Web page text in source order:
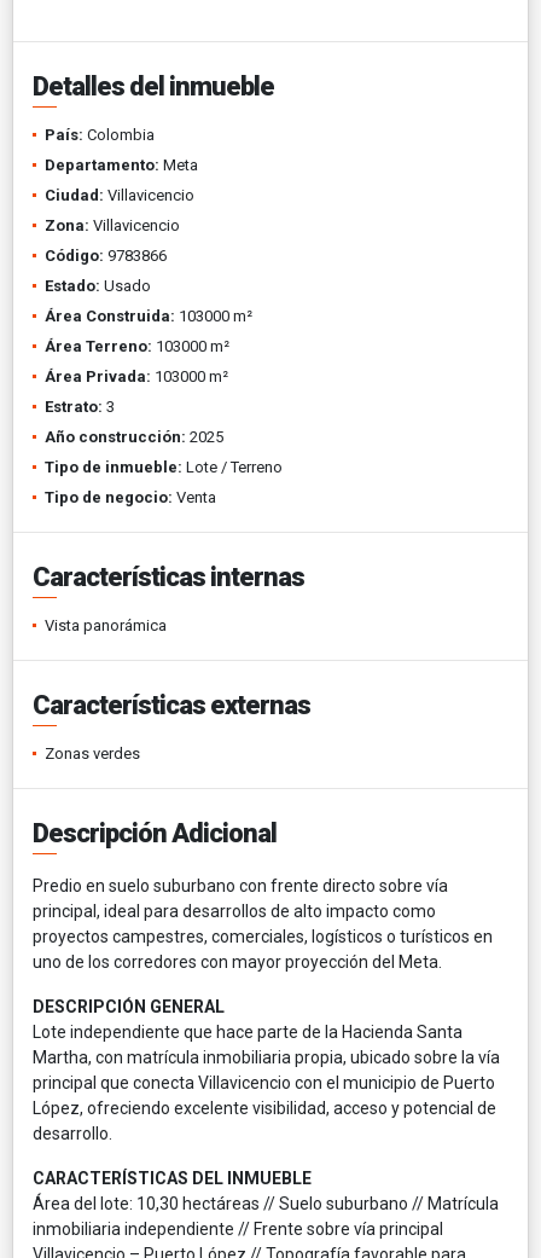
Detalles del inmueble
País: Colombia
Departamento: Meta
Ciudad: Villavicencio
Zona: Villavicencio
Código: 9783866
Estado: Usado
Área Construida: 103000 m²
Área Terreno: 103000 m²
Área Privada: 103000 m²
Estrato: 3
Año construcción: 2025
Tipo de inmueble: Lote / Terreno
Tipo de negocio: Venta
Características internas
Vista panorámica
Características externas
Zonas verdes
Descripción Adicional
Predio en suelo suburbano con frente directo sobre vía
principal, ideal para desarrollos de alto impacto como
proyectos campestres, comerciales, logísticos o turísticos en
uno de los corredores con mayor proyección del Meta.
DESCRIPCIÓN GENERAL
Lote independiente que hace parte de la Hacienda Santa
Martha, con matrícula inmobiliaria propia, ubicado sobre la vía
principal que conecta Villavicencio con el municipio de Puerto
López, ofreciendo excelente visibilidad, acceso y potencial de
desarrollo.
CARACTERÍSTICAS DEL INMUEBLE
Área del lote: 10,30 hectáreas // Suelo suburbano // Matrícula
inmobiliaria independiente // Frente sobre vía principal